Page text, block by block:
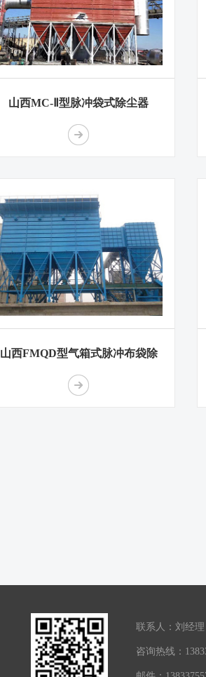
山西MC-Ⅱ型脉冲袋式除尘器
山西FMQD型气箱式脉冲布袋除
尘器
联系人：刘经理
咨询热线：